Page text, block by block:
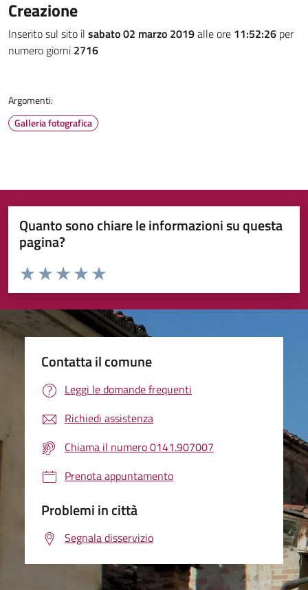
Creazione
Inserito sul sito il sabato 02 marzo 2019alle ore 11:52:26 per
numero giorni 2716
Argomenti:
Galleria fotografica
Quanto sono chiare le informazioni su questa
pagina?
Valuta da 1 a 5 stelle la pagina
Valuta 5 stelle su 5
Valuta 4 stelle su 5
Valuta 3 stelle su 5
Valuta 2 stelle su 5
Valuta 1 stelle su 5
Contatta il comune
Leggi le domande frequenti
Richiedi assistenza
Chiama il numero 0141.907007
Prenota appuntamento
Problemi in città
Segnala disservizio